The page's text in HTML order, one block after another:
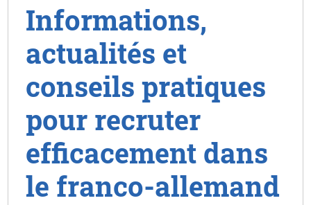
Informations,
actualités et
conseils pratiques
pour recruter
efficacement dans
le franco-allemand